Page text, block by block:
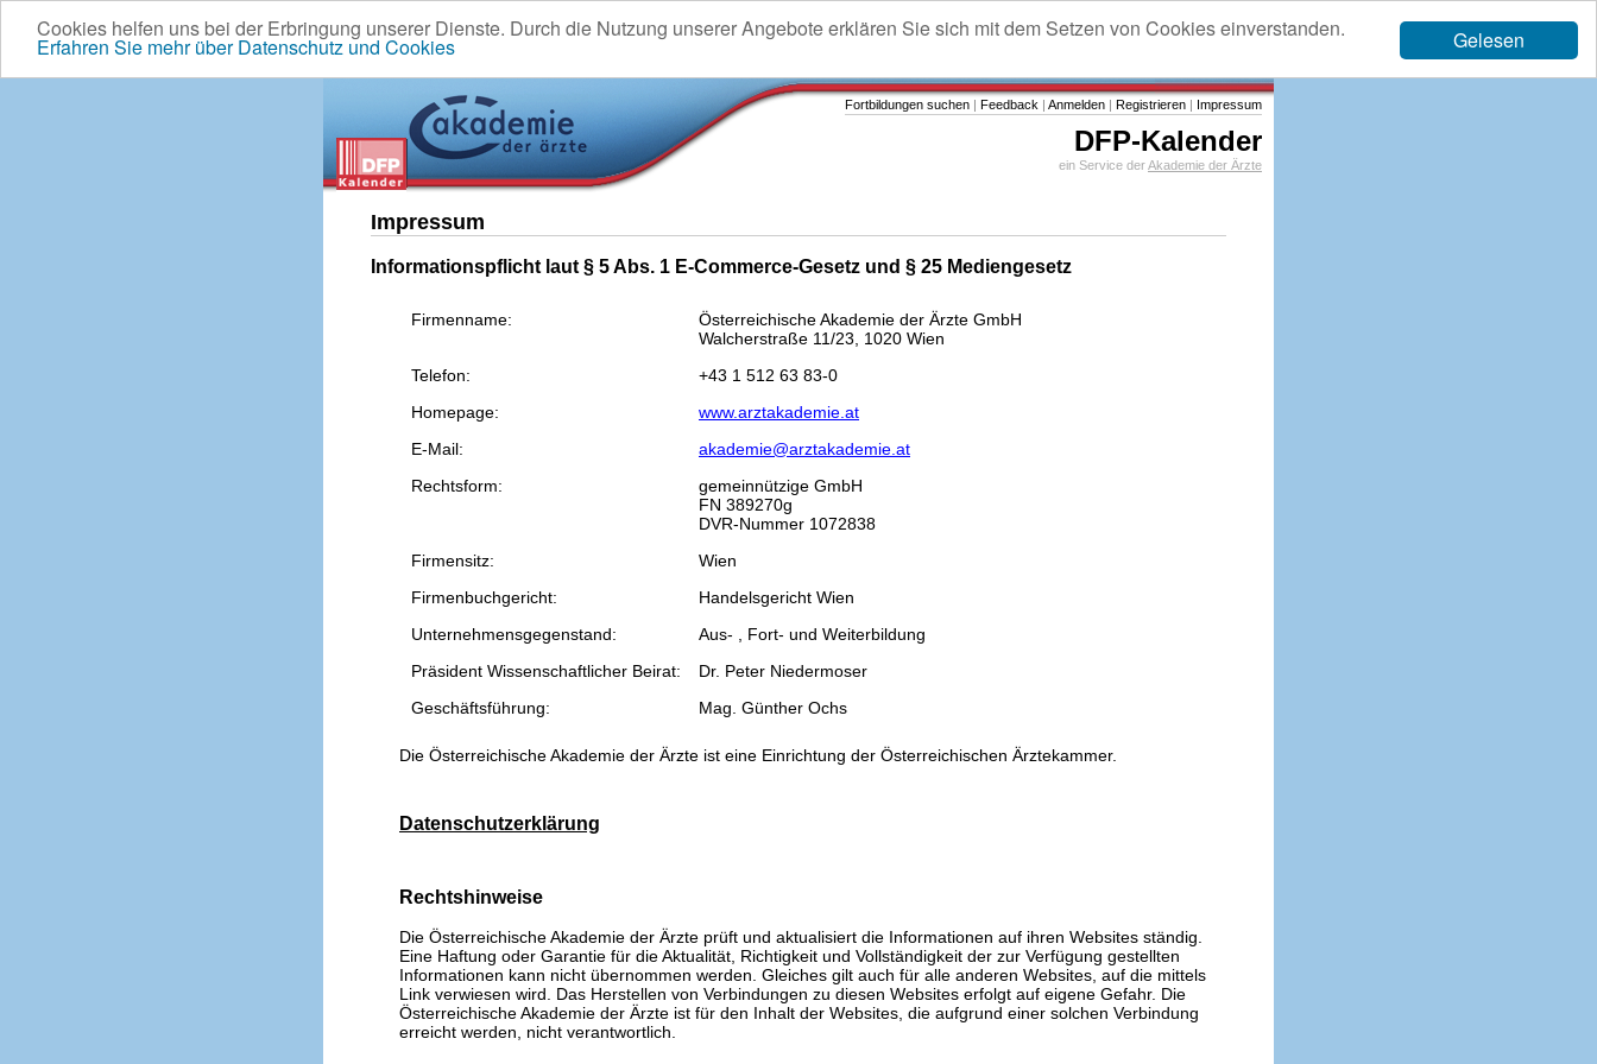
Gelesen
Cookies helfen uns bei der Erbringung unserer Dienste. Durch die Nutzung unserer Angebote erklären Sie sich mit dem Setzen von Cookies einverstanden.
Erfahren Sie mehr über Datenschutz und Cookies
Fortbildungen suchen | Feedback | Anmelden | Registrieren | Impressum
DFP-Kalender
ein Service derAkademie der Ärzte
Impressum
Informationspflicht laut § 5 Abs. 1 E-Commerce-Gesetz und § 25 Mediengesetz
Firmenname:
Österreichische Akademie der Ärzte GmbH
Walcherstraße 11/23, 1020 Wien
Telefon:
+43 1 512 63 83-0
Homepage:
www.arztakademie.at
E-Mail:
akademie@arztakademie.at
Rechtsform:
gemeinnützige GmbH
FN 389270g
DVR-Nummer 1072838
Firmensitz:
Wien
Firmenbuchgericht:
Handelsgericht Wien
Unternehmensgegenstand:
Aus- , Fort- und Weiterbildung
Präsident Wissenschaftlicher Beirat:
Dr. Peter Niedermoser
Geschäftsführung:
Mag. Günther Ochs
Die Österreichische Akademie der Ärzte ist eine Einrichtung der Österreichischen Ärztekammer.
Datenschutzerklärung
Rechtshinweise
Die Österreichische Akademie der Ärzte prüft und aktualisiert die Informationen auf ihren Websites ständig.
Eine Haftung oder Garantie für die Aktualität, Richtigkeit und Vollständigkeit der zur Verfügung gestellten
Informationen kann nicht übernommen werden. Gleiches gilt auch für alle anderen Websites, auf die mittels
Link verwiesen wird. Das Herstellen von Verbindungen zu diesen Websites erfolgt auf eigene Gefahr. Die
Österreichische Akademie der Ärzte ist für den Inhalt der Websites, die aufgrund einer solchen Verbindung
erreicht werden, nicht verantwortlich.